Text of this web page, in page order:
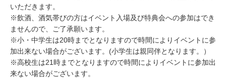
いただきます。
※飲酒、酒気帯びの方はイベント入場及び特典会への参加はでき
ませんので、ご了承願います。
※小・中学生は20時までとなりますので時間によりイベントに参
加出来ない場合がございます。(小学生は親同伴となります。）
※高校生は21時までとなりますので時間によりイベントに参加出
来ない場合がございます。